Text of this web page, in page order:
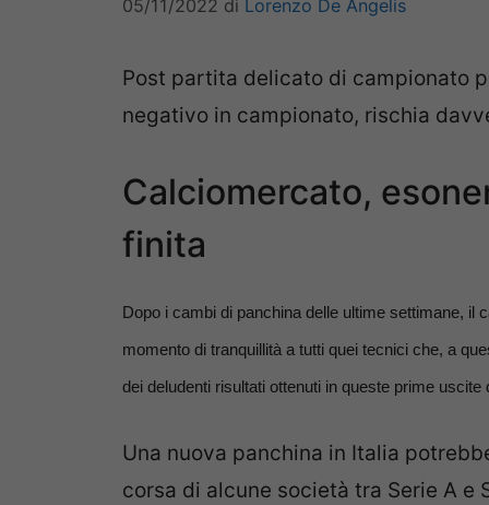
05/11/2022 di Lorenzo De Angelis
Post partita delicato di campionato
negativo in campionato, rischia
Calciomercato,
finita
Dopo i cambi di panchina delle ultime settimane, il
momento di tranquillità a tutti quei tecnici che, a
dei deludenti risultati ottenuti in queste prime uscite
Una nuova panchina in Italia
corsa di alcune società tra Serie A e